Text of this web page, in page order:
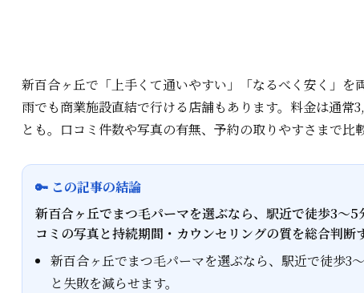
新百合ヶ丘で「上手くて通いやすい」「なるべく安く」を
雨でも商業施設直結で行ける店舗もあります。料金は通
とも。口コミ件数や写真の有無、予約の取りやすさまで比
🔑 この記事の結論
新百合ヶ丘でまつ毛パーマを選ぶなら、駅近で徒歩3
コミの写真と持続期間・カウンセリングの質を総合判断
新百合ヶ丘でまつ毛パーマを選ぶなら、駅近で徒歩3
と失敗を減らせます。